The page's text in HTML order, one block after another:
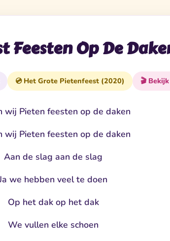
Feesten Op De
💿 Het Grote Pietenfeest (2020) 🎬
wij Pieten feesten op de daken
wij Pieten feesten op de daken
Aan de slag aan de slag
we hebben veel te doen
Op het dak op het dak
We vullen elke schoen